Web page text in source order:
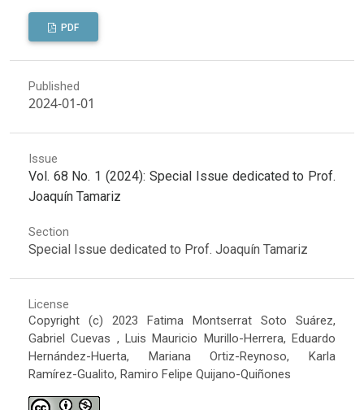
PDF
Published
2024-01-01
Issue
Vol. 68 No. 1 (2024): Special Issue dedicated to Prof.
Joaquín Tamariz
Section
Special Issue dedicated to Prof. Joaquín Tamariz
License
Copyright (c) 2023 Fatima Montserrat Soto Suárez,
Gabriel Cuevas , Luis Mauricio Murillo-Herrera, Eduardo
Hernández-Huerta, Mariana Ortiz-Reynoso, Karla
Ramírez-Gualito, Ramiro Felipe Quijano-Quiñones